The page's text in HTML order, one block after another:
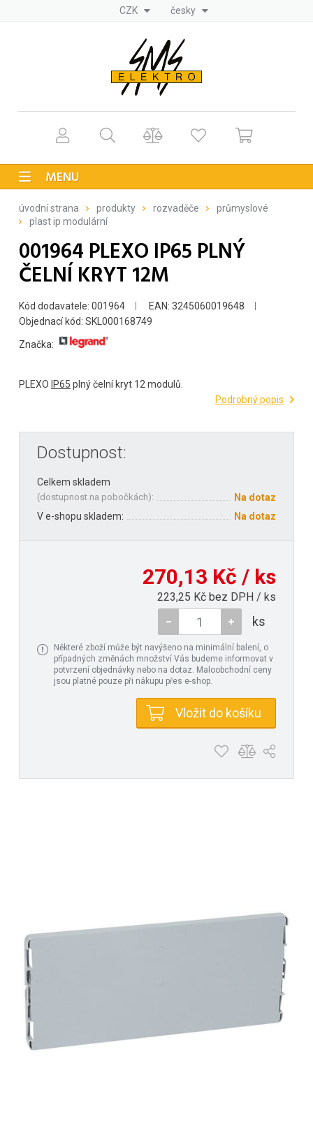
CZK česky
MENU
úvodní strana produkty rozvaděče
průmyslové
plast ip modulární
001964 PLEXO IP65 PLNÝ
ČELNÍ KRYT 12M
Kód dodavatele: 001964
EAN: 3245060019648
Objednací kód: SKL000168749
Značka:
PLEXO IP65 plný čelní kryt 12 modulů.
Podrobný popis
Dostupnost:
Celkem skladem
(dostupnost na pobočkách):
Na dotaz
V e-shopu skladem:
Na dotaz
270,13 Kč / ks
223,25 Kč bez DPH / ks
ks
Některé zboží může být navýšeno na minimální balení, o
případných změnách množství Vás budeme informovat v
potvrzení objednávky nebo na dotaz. Maloobchodní ceny
jsou platné pouze při nákupu přes e-shop.
Vložit do košíku